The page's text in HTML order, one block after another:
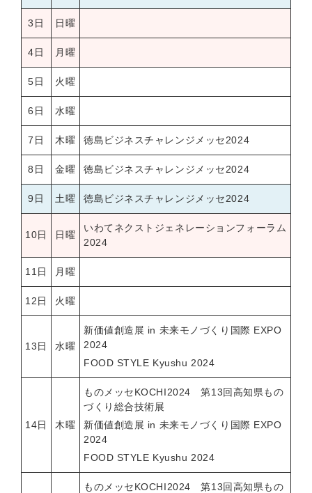
3日 日曜
4日 月曜
5日 火曜
6日 水曜
7日 木曜 徳島ビジネスチャレンジメッセ2024
8日 金曜 徳島ビジネスチャレンジメッセ2024
9日 土曜 徳島ビジネスチャレンジメッセ2024
10日 日曜
いわてネクストジェネレーションフォーラム
2024
11日 月曜
12日 火曜
13日 水曜
新価値創造展 in 未来モノづくり国際 EXPO
2024
FOOD STYLE Kyushu 2024
14日 木曜
ものメッセKOCHI2024 第13回高知県もの
づくり総合技術展
新価値創造展 in 未来モノづくり国際 EXPO
2024
FOOD STYLE Kyushu 2024
ものメッセKOCHI2024 第13回高知県もの